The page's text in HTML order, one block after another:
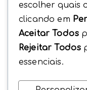
escolher quais
clicando em
Aceitar Todos
Rejeitar Todos
essenciais.